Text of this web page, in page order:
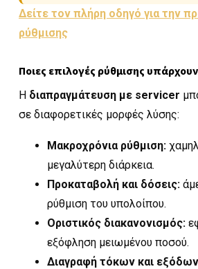
Δείτε τον πλήρη οδηγό για την
ρύθμισης
Ποιες επιλογές ρύθμισης υπάρχουν
Η διαπραγμάτευση με servicer
σε διαφορετικές μορφές λύσης:
Μακροχρόνια ρύθμιση:
μεγαλύτερη διάρκεια.
Προκαταβολή και δόσεις:
ρύθμιση του υπολοίπου.
Οριστικός διακανονισμός:
εξόφληση μειωμένου ποσού.
Διαγραφή τόκων και